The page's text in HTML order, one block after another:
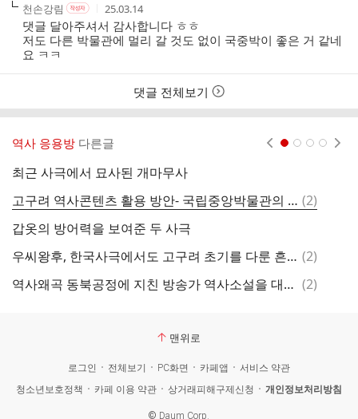
작
성
자
천손강림 작
성
자
본
여
작
성
자
작
성
시
간
25.03.14
댓글 달아주셔서 감사합니다 ㅎㅎ
저도 다른 박물관에 멀리 갈 것도 없이 국중박이 좋은 거 같네
요 ㅋㅋ
댓글 전체보기
역사 응용방 다른글
최근 사극에서 묘사된 개마무사
고구려 역사콘텐츠 활용 방안- 국립중앙박물관의 사례를 중심으로 댓
글
(2)
갑옷의 방어력을 보여준 두 사극
우씨왕후, 한국사극에서도 고구려 초기를 다룬 흔치 않은 작품 댓
(2)
역사왜곡 동북공정에 지친 방송가 역사소설을 대하사극으로 댓
(2)
맨위로
로그인 전체보기 PC화면 카페앱
서비스 약관
청소년보호정책
카페 이용 약관 상거래피해구제신청 개인정보처리방침
© Daum Corp.